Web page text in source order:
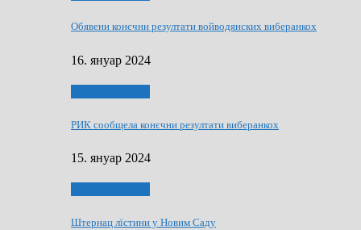
Обявени конєчни резултати войводянских виберанкох
16. януар 2024
РИК сообщела конєчни резултати виберанкох
15. януар 2024
Штернац лїстини у Новим Саду